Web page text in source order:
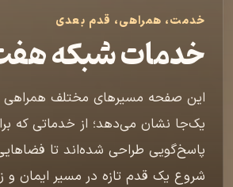
خدمت، همراهی، قدم بعدی
خدمات شبکه
این صفحه مسیرهای مختلف همراهی
یک‌جا نشان می‌دهد؛ از خدماتی که
پاسخ‌گویی طراحی شده‌اند تا
شروع یک قدم تازه در مسیر ایمان و